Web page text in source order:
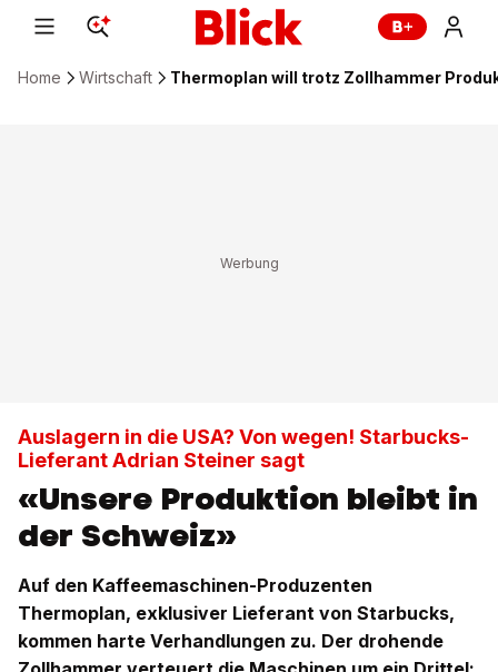
Home Wirtschaft Thermoplan will trotz Zollhammer
Auslagern in die USA? Von wegen! Starbucks-
Lieferant Adrian Steiner sagt
«Unsere Produktion bleibt in
der Schweiz»
Auf den Kaffeemaschinen-Produzenten
Thermoplan, exklusiver Lieferant von Starbucks,
kommen harte Verhandlungen zu. Der drohende